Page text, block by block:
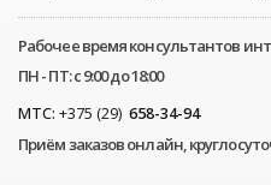
Рабочее время консультантов
ПН - ПТ: с 9:00 до 18:00
МТС: +375 (29) 658-34-94
Приём заказов онлайн,